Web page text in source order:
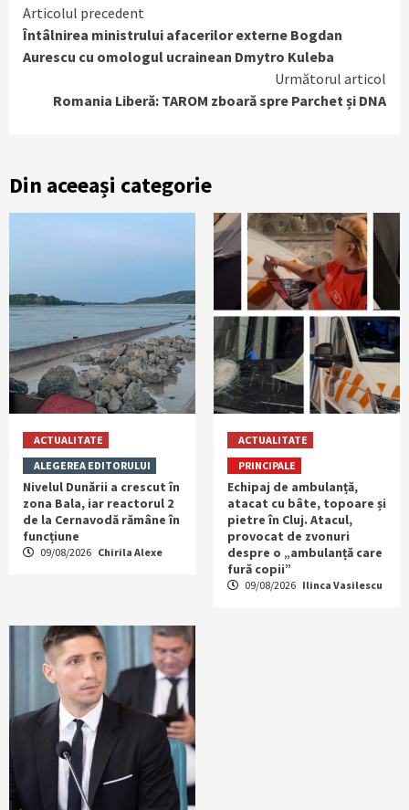
Continue
Reading
Articolul precedent
Întâlnirea ministrului afacerilor externe Bogdan
Aurescu cu omologul ucrainean Dmytro Kuleba
Următorul articol
Romania Liberă: TAROM zboară spre Parchet și DNA
Din aceeași categorie
ACTUALITATE
ALEGEREA EDITORULUI
Nivelul Dunării a crescut în
zona Bala, iar reactorul 2
de la Cernavodă rămâne în
funcțiune
09/08/2026 Chirila Alexe
ACTUALITATE
PRINCIPALE
Echipaj de ambulanță,
atacat cu bâte, topoare și
pietre în Cluj. Atacul,
provocat de zvonuri
despre o „ambulanță care
fură copii”
09/08/2026 Ilinca Vasilescu